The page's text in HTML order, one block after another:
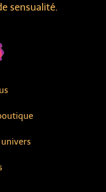
sensualité.